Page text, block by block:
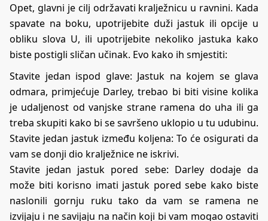
Opet, glavni je cilj održavati kralježnicu u ravnini. Kada
spavate na boku, upotrijebite duži jastuk ili opcije u
obliku slova U, ili upotrijebite nekoliko jastuka kako
biste postigli sličan učinak. Evo kako ih smjestiti:
Stavite jedan ispod glave: Jastuk na kojem se glava
odmara, primjećuje Darley, trebao bi biti visine kolika
je udaljenost od vanjske strane ramena do uha ili ga
treba skupiti kako bi se savršeno uklopio u tu udubinu.
Stavite jedan jastuk između koljena: To će osigurati da
vam se donji dio kralježnice ne iskrivi.
Stavite jedan jastuk pored sebe: Darley dodaje da
može biti korisno imati jastuk pored sebe kako biste
naslonili gornju ruku tako da vam se ramena ne
izvijaju i ne savijaju na način koji bi vam mogao ostaviti